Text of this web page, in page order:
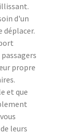
d'un
déplacer.
propre
et que
leurs